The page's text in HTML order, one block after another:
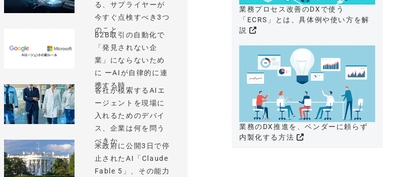
る、サプライヤーが
今すぐ点検すべき3つ
のこと
B2B取引の自動化で
「発見されない企
業」にならないため
に ーAIが自律的に連
携する時...
各社が模索するAIエ
ージェントを現場に
入れるためのデバイ
ス、企業は何を問う
べきか
米政府に公開3日で停
止されたAI「Claude
Fable 5」、その能力
業務プロセス改善のDXで使う
「ECRS」とは、具体例や使い方を解
説
業務のDX推進を、ベンダーに頼らず
内製化する方法